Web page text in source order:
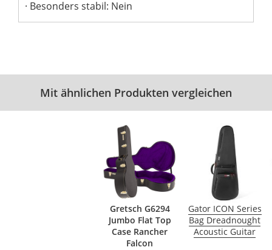
Besonders stabil: Nein
Mit ähnlichen Produkten vergleichen
Gretsch G6294
Jumbo Flat Top
Case Rancher
Falcon
Gator ICON Series
Bag Dreadnought
Acoustic Guitar